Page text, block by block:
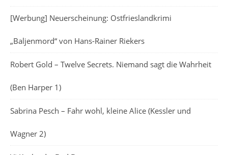
[Werbung] Neuerscheinung: Ostfrieslandkrimi
„Baljenmord“ von Hans-Rainer Riekers
Robert Gold – Twelve Secrets. Niemand sagt die Wahrheit
(Ben Harper 1)
Sabrina Pesch – Fahr wohl, kleine Alice (Kessler und
Wagner 2)